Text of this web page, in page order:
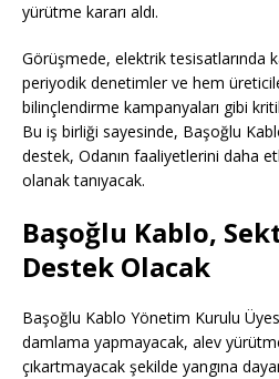
yürütme kararı aldı.
Görüşmede, elektrik tesisatlarında
periyodik denetimler ve hem
bilinçlendirme kampanyaları gibi
Bu iş birliği sayesinde, Başoğlu
destek, Odanın faaliyetlerini daha
olanak tanıyacak.
Başoğlu Kablo,
Destek Olacak
Başoğlu Kablo Yönetim Kurulu
damlama yapmayacak, alev
çıkartmayacak şekilde yangına